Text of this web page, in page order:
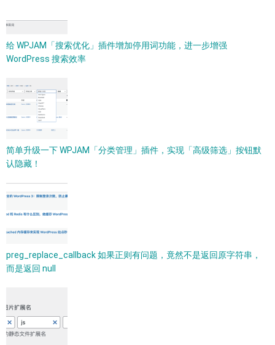
给 WPJAM「搜索优化」插件增加停用词功能，进一步增强
WordPress 搜索效率
简单升级一下 WPJAM「分类管理」插件，实现「高级筛选」按钮默
认隐藏！
preg_replace_callback 如果正则有问题，竟然不是返回原字符串，
而是返回 null